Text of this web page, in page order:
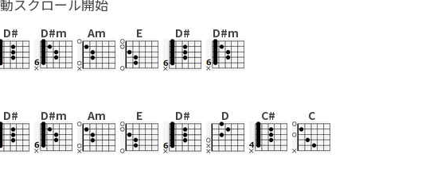
スクロール開始
D# D#m Am E D# D#m
D# D#m Am E D# D C# C